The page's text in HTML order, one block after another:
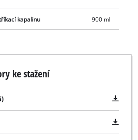
kapalinu 900 ml
ke stažení